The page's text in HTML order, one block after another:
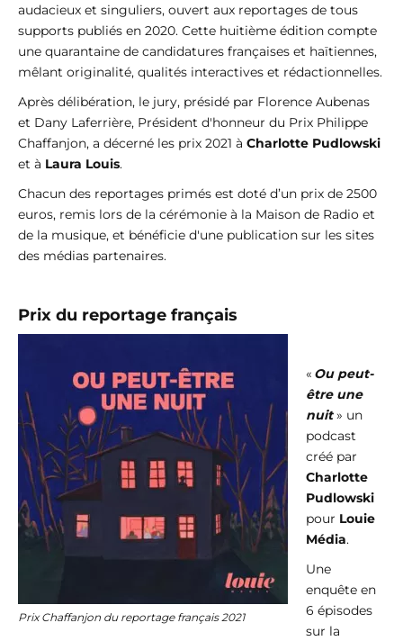
audacieux et singuliers, ouvert aux reportages de tous
supports publiés en 2020. Cette huitième édition compte
une quarantaine de candidatures françaises et haïtiennes,
mêlant originalité, qualités interactives et rédactionnelles.
Après délibération, le jury, présidé par Florence Aubenas
et Dany Laferrière, Président d'honneur du Prix Philippe
Chaffanjon, a décerné les prix 2021 à Charlotte Pudlowski
et à Laura Louis.
Chacun des reportages primés est doté d’un prix de 2500
euros, remis lors de la cérémonie à la Maison de Radio et
de la musique, et bénéficie d'une publication sur les sites
des médias partenaires.
Prix du reportage français
Prix Chaffanjon du reportage français 2021
« Ou peut-
être une
nuit» un
podcast
créé par
Charlotte
Pudlowski
pour Louie
Média.
Une
enquête en
6 épisodes
sur la